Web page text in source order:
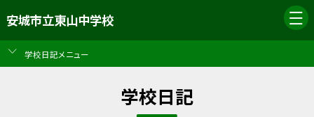
安城市立東山中学校
学校日記メニュー
学校日記